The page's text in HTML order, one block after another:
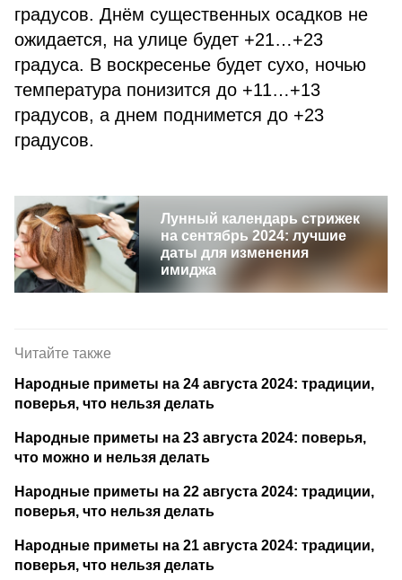
градусов. Днём существенных осадков не
ожидается, на улице будет +21…+23
градуса. В воскресенье будет сухо, ночью
температура понизится до +11…+13
градусов, а днем поднимется до +23
градусов.
Лунный календарь стрижек
на сентябрь 2024: лучшие
даты для изменения
имиджа
Читайте также
Народные приметы на 24 августа 2024: традиции,
поверья, что нельзя делать
Народные приметы на 23 августа 2024: поверья,
что можно и нельзя делать
Народные приметы на 22 августа 2024: традиции,
поверья, что нельзя делать
Народные приметы на 21 августа 2024: традиции,
поверья, что нельзя делать